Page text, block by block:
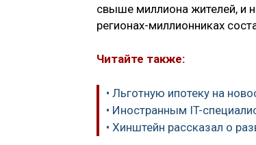
свыше миллиона жителей, и
регионах-миллионниках
Читайте также:
• Льготную ипотеку на
• Иностранным IT-
• Хинштейн рассказал о